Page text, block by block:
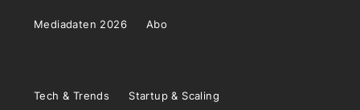
Mediadaten 2026 Abo
Tech & Trends Startup & Scaling